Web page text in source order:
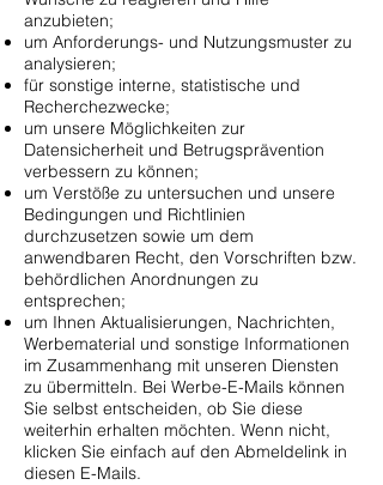
anzubieten;
um Anforderungs- und Nutzungsmuster zu
analysieren;
für sonstige interne, statistische und
Recherchezwecke;
um unsere Möglichkeiten zur
Datensicherheit und Betrugsprävention
verbessern zu können;
um Verstöße zu untersuchen und unsere
Bedingungen und Richtlinien
durchzusetzen sowie um dem
anwendbaren Recht, den Vorschriften bzw.
behördlichen Anordnungen zu
entsprechen;
um Ihnen Aktualisierungen, Nachrichten,
Werbematerial und sonstige Informationen
im Zusammenhang mit unseren Diensten
zu übermitteln. Bei Werbe-E-Mails können
Sie selbst entscheiden, ob Sie diese
weiterhin erhalten möchten. Wenn nicht,
klicken Sie einfach auf den Abmeldelink in
diesen E-Mails.